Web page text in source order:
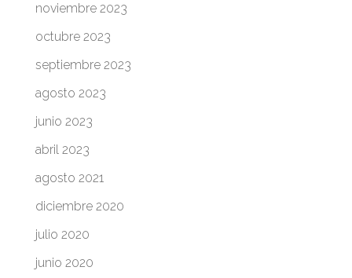
noviembre 2023
octubre 2023
septiembre 2023
agosto 2023
junio 2023
abril 2023
agosto 2021
diciembre 2020
julio 2020
junio 2020